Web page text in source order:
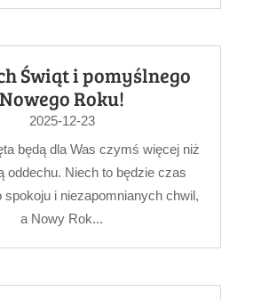
Świąt i pomyślnego
Nowego Roku!
2025-12-23
będą dla Was czymś więcej niż
oddechu. Niech to będzie czas
spokoju i niezapomnianych chwil,
a Nowy Rok...